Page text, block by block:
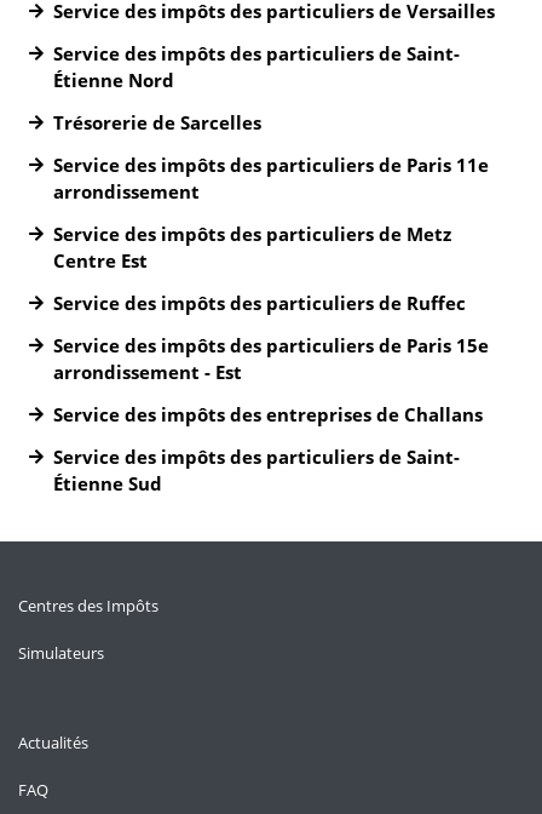
Service des impôts des particuliers de Versailles
Service des impôts des particuliers de Saint-
Étienne Nord
Trésorerie de Sarcelles
Service des impôts des particuliers de Paris 11e
arrondissement
Service des impôts des particuliers de Metz
Centre Est
Service des impôts des particuliers de Ruffec
Service des impôts des particuliers de Paris 15e
arrondissement - Est
Service des impôts des entreprises de Challans
Service des impôts des particuliers de Saint-
Étienne Sud
Centres des Impôts
Simulateurs
Actualités
FAQ